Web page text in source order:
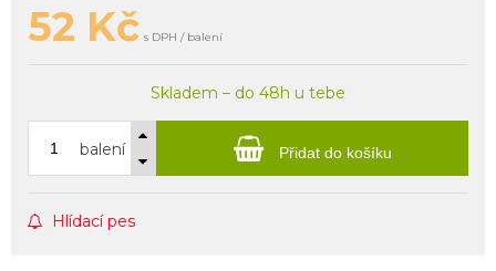
52 Kč s DPH / balení
Skladem – do 48h u tebe
balení Přidat do košíku
Hlídací pes